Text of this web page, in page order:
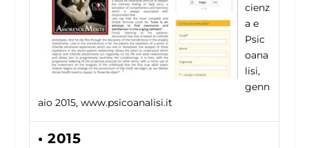
cienz
a e
Psic
oana
lisi,
genn
aio 2015, www.psicoanalisi.it
• 2015